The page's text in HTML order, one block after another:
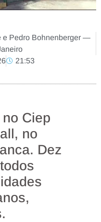
e Pedro Bohnenberger —
21:53
Ciep
no
Dez